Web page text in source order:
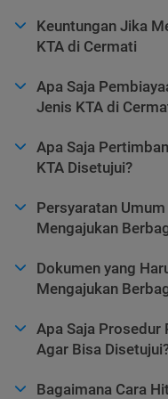
Keuntungan Jika
KTA di Cermati
Apa Saja
Jenis KTA di
Apa Saja
KTA Disetujui?
Persyaratan
Mengajukan
Dokumen yang
Mengajukan
Apa Saja Prosedur
Agar Bisa
Bagaimana Cara